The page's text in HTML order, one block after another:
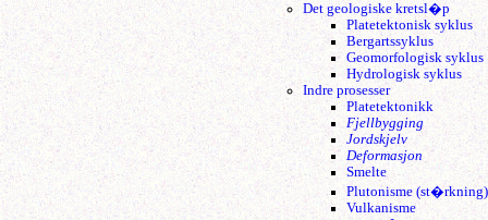
Det geologiske kretsl�p
Platetektonisk syklus
Bergartssyklus
Geomorfologisk syklus
Hydrologisk syklus
Indre prosesser
Platetektonikk
Fjellbygging
Jordskjelv
Deformasjon
Smelte
Plutonisme (st�rkning)
Vulkanisme